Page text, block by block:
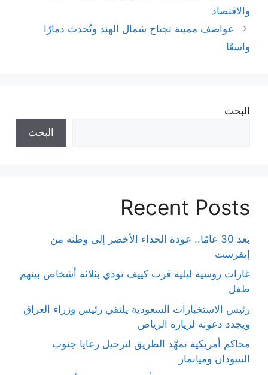
والاقتصاد
عواصف مميتة تجتاح شمال الهند وتُحدث دمارًا
واسعًا
البحث
البحث
Recent Posts
بعد 30 عامًا.. عودة الحذاء الأخضر إلى وطنه من
إيفرست
غارات روسية ليلية قرب كييف تودي بثلاثة أشخاص بينهم
طفل
رئيس الاستخبارات السعودية يلتقي رئيس وزراء العراق
ويجدد دعوته لزيارة الرياض
محاكم أمريكية تمهّد الطريق لترحيل رعايا جنوب
السودان وميانمار